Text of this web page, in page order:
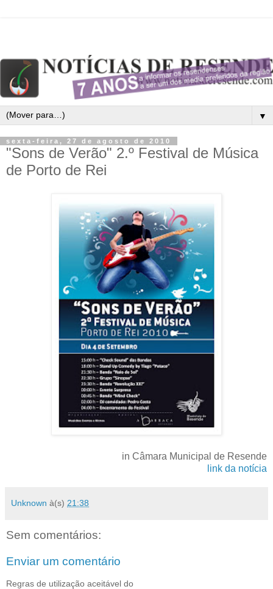
▼
sexta-feira, 27 de agosto de 2010
"Sons de Verão" 2.º Festival de Música
de Porto de Rei
in Câmara Municipal de Resende
link da notícia
Unknown à(s) 21:38
Sem comentários:
Enviar um comentário
Regras de utilização aceitável do